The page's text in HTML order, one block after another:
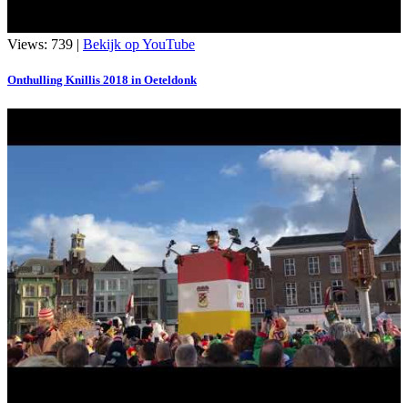
Views: 739 | Bekijk op YouTube
Onthulling Knillis 2018 in Oeteldonk